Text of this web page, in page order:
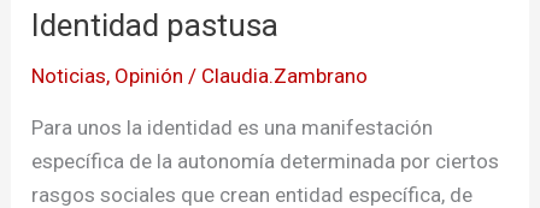
Identidad pastusa
Noticias, Opinión / Claudia.Zambrano
Para unos la identidad es una manifestación
específica de la autonomía determinada por ciertos
rasgos sociales que crean entidad específica, de